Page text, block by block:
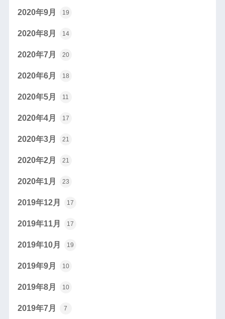
2020年9月 19
2020年8月 14
2020年7月 20
2020年6月 18
2020年5月 11
2020年4月 17
2020年3月 21
2020年2月 21
2020年1月 23
2019年12月 17
2019年11月 17
2019年10月 19
2019年9月 10
2019年8月 10
2019年7月 7